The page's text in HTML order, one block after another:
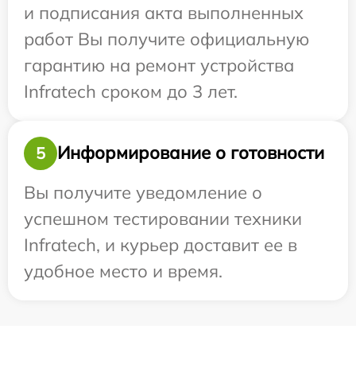
и подписания акта выполненных
работ Вы получите официальную
гарантию на ремонт устройства
Infratech сроком до 3 лет.
5
Информирование о готовности
Вы получите уведомление о
успешном тестировании техники
Infratech, и курьер доставит ее в
удобное место и время.